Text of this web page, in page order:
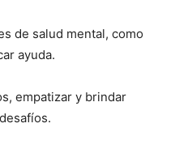
de salud mental, como
ayuda.
empatizar y brindar